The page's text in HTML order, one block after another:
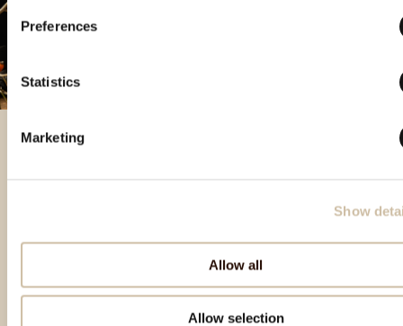
Preferences
Statistics
Marketing
Show
Allow all
Allow selection